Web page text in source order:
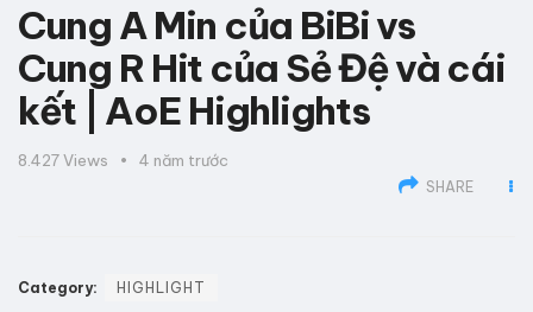
Cung A Min của BiBi vs
Cung R Hit của Sẻ Đệ và cái
kết | AoE Highlights
8.427Views 4 năm trước
SHARE
Category: HIGHLIGHT